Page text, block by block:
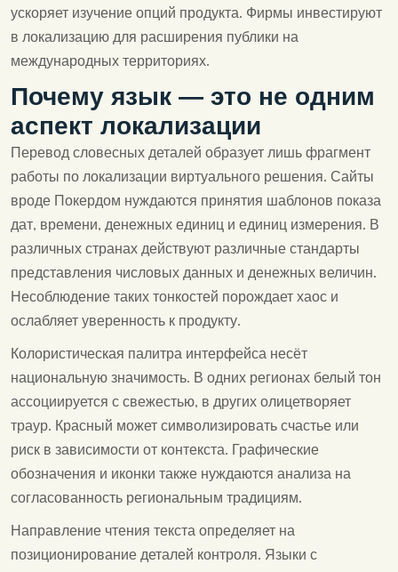
ускоряет изучение опций продукта. Фирмы инвестируют
в локализацию для расширения публики на
международных территориях.
Почему язык — это не одним
аспект локализации
Перевод словесных деталей образует лишь фрагмент
работы по локализации виртуального решения. Сайты
вроде Покердом нуждаются принятия шаблонов показа
дат, времени, денежных единиц и единиц измерения. В
различных странах действуют различные стандарты
представления числовых данных и денежных величин.
Несоблюдение таких тонкостей порождает хаос и
ослабляет уверенность к продукту.
Колористическая палитра интерфейса несёт
национальную значимость. В одних регионах белый тон
ассоциируется с свежестью, в других олицетворяет
траур. Красный может символизировать счастье или
риск в зависимости от контекста. Графические
обозначения и иконки также нуждаются анализа на
согласованность региональным традициям.
Направление чтения текста определяет на
позиционирование деталей контроля. Языки с